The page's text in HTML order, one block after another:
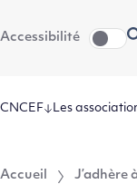
au
contenu
Accessibilité
CNCEF Les
Accueil J’adhère